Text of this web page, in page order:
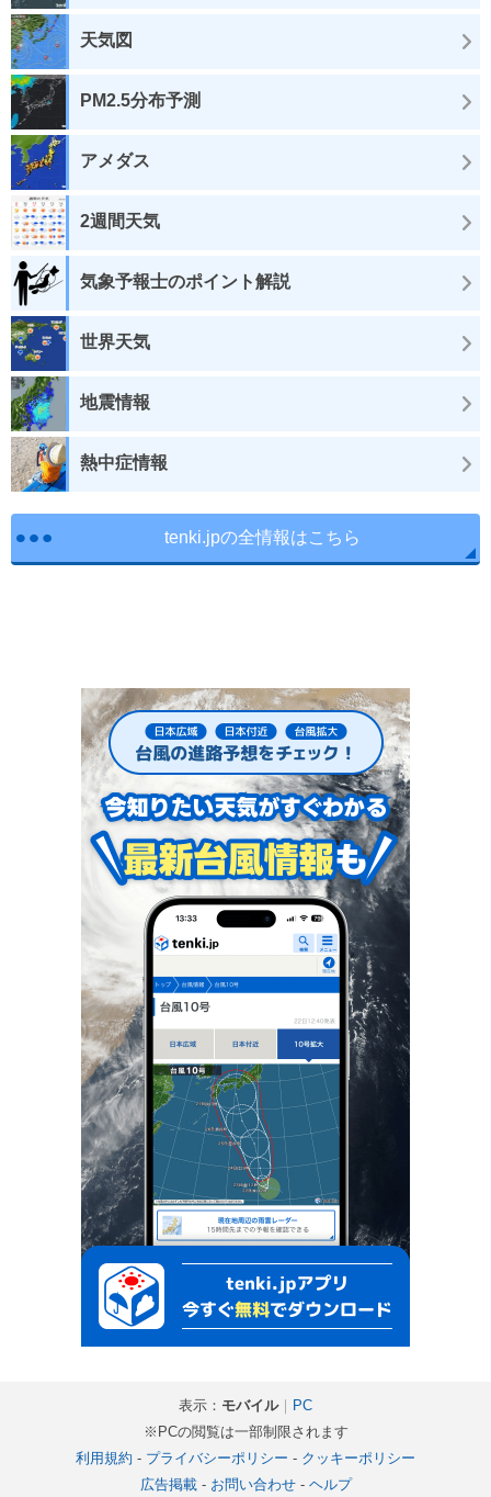
天気図
PM2.5分布予測
アメダス
2週間天気
気象予報士のポイント解説
世界天気
地震情報
熱中症情報
tenki.jpの全情報はこちら
表示： モバイル｜ PC
※PCの閲覧は一部制限されます
利用規約 - プライバシーポリシー - クッキーポリシー
広告掲載- お問い合わせ- ヘルプ